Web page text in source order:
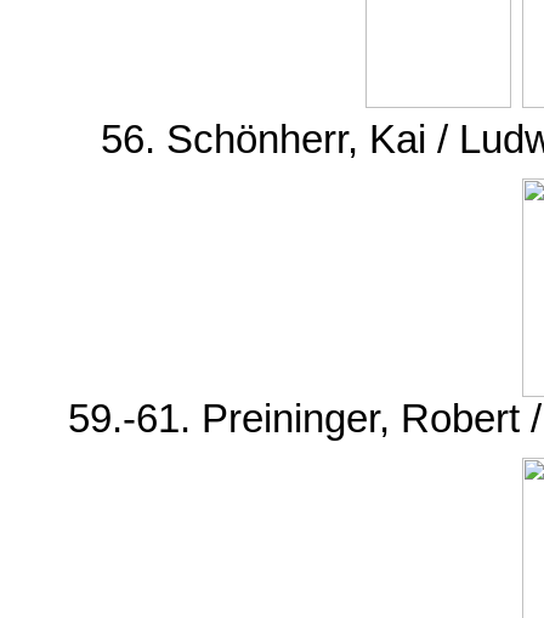
56. Schönherr, Kai /
59.-61. Preininger, Robert